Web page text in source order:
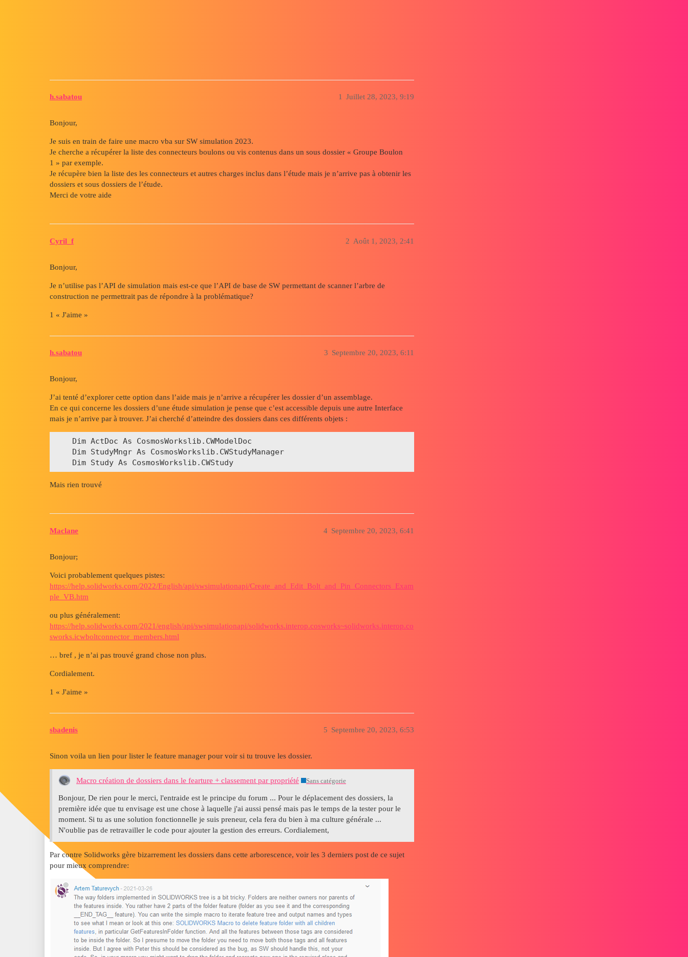
h.sabatou Juillet 28, 2023, 9:19
1
Bonjour,
Je suis en train de faire une macro vba sur SW simulation 2023.
Je cherche a récupérer la liste des connecteurs boulons ou vis contenus dans un sous dossier « Groupe Boulon
1 » par exemple.
Je récupère bien la liste des les connecteurs et autres charges inclus dans l’étude mais je n’arrive pas à obtenir les
dossiers et sous dossiers de l’étude.
Merci de votre aide
Cyril_f Août 1, 2023, 2:41
2
Bonjour,
Je n’utilise pas l’API de simulation mais est-ce que l’API de base de SW permettant de scanner l’arbre de
construction ne permettrait pas de répondre à la problématique?
1 « J'aime »
h.sabatou Septembre 20, 2023, 6:11
3
Bonjour,
J’ai tenté d’explorer cette option dans l’aide mais je n’arrive a récupérer les dossier d’un assemblage.
En ce qui concerne les dossiers d’une étude simulation je pense que c’est accessible depuis une autre Interface
mais je n’arrive par à trouver. J’ai cherché d’atteindre des dossiers dans ces différents objets :
    Dim ActDoc As CosmosWorkslib.CWModelDoc
    Dim StudyMngr As CosmosWorkslib.CWStudyManager
    Dim Study As CosmosWorkslib.CWStudy
Mais rien trouvé
Maclane Septembre 20, 2023, 6:41
4
Bonjour;
Voici probablement quelques pistes:
https://help.solidworks.com/2022/English/api/swsimulationapi/Create_and_Edit_Bolt_and_Pin_Connectors_Exam
ple_VB.htm
ou plus généralement:
https://help.solidworks.com/2021/english/api/swsimulationapi/solidworks.interop.cosworks~solidworks.interop.co
sworks.icwboltconnector_members.html
… bref , je n’ai pas trouvé grand chose non plus.
Cordialement.
1 « J'aime »
sbadenis Septembre 20, 2023, 6:53
5
Sinon voila un lien pour lister le feature manager pour voir si tu trouve les dossier.
Macro création de dossiers dans le fearture + classement par propriété Sans catégorie
Bonjour, De rien pour le merci, l'entraide est le principe du forum ... Pour le déplacement des dossiers, la
première idée que tu envisage est une chose à laquelle j'ai aussi pensé mais pas le temps de la tester pour le
moment. Si tu as une solution fonctionnelle je suis preneur, cela fera du bien à ma culture générale ...
N'oublie pas de retravailler le code pour ajouter la gestion des erreurs. Cordialement,
Par contre Solidworks gère bizarrement les dossiers dans cette arborescence, voir les 3 derniers post de ce sujet
pour mieux comprendre: